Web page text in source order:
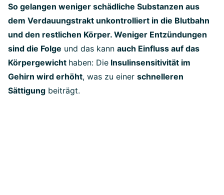
So gelangen weniger schädliche Substanzen aus
dem Verdauungstrakt unkontrolliert in die Blutbahn
und den restlichen Körper. Weniger Entzündungen
sind die Folge und das kann auch Einfluss auf das
Körpergewicht haben: Die Insulinsensitivität im
Gehirn wird erhöht, was zu einer schnelleren
Sättigung beiträgt.